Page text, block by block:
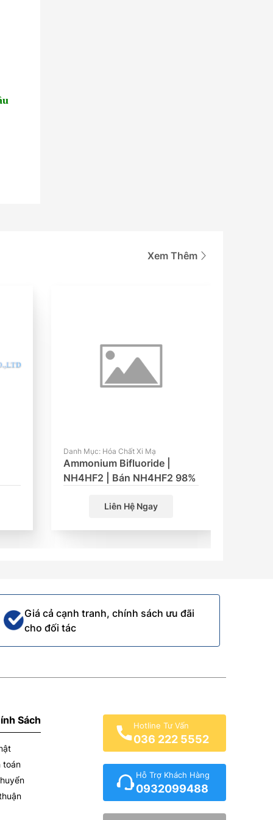
Xem Thêm
Danh Mục: Hóa Chất Xi Mạ
Ammonium Bifluoride |
NH4HF2 | Bán NH4HF2 98%
Liên Hệ Ngay
Giá cả cạnh tranh, chính sách ưu đãi
cho đối tác
Sách
toán
Hotline Tư Vấn
036 222 5552
Hỗ Trợ Khách Hàng
0932099488